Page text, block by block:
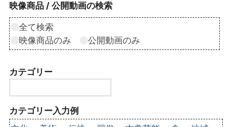
映像商品 / 公開動画の検索
全て検索
映像商品のみ
公開動画のみ
カテゴリー
カテゴリー入力例